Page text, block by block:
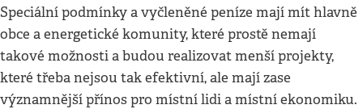
Speciální podmínky a vyčleněné peníze mají mít hlavně
obce a energetické komunity, které prostě nemají
takové možnosti a budou realizovat menší projekty,
které třeba nejsou tak efektivní, ale mají zase
významnější přínos pro místní lidi a místní ekonomiku.